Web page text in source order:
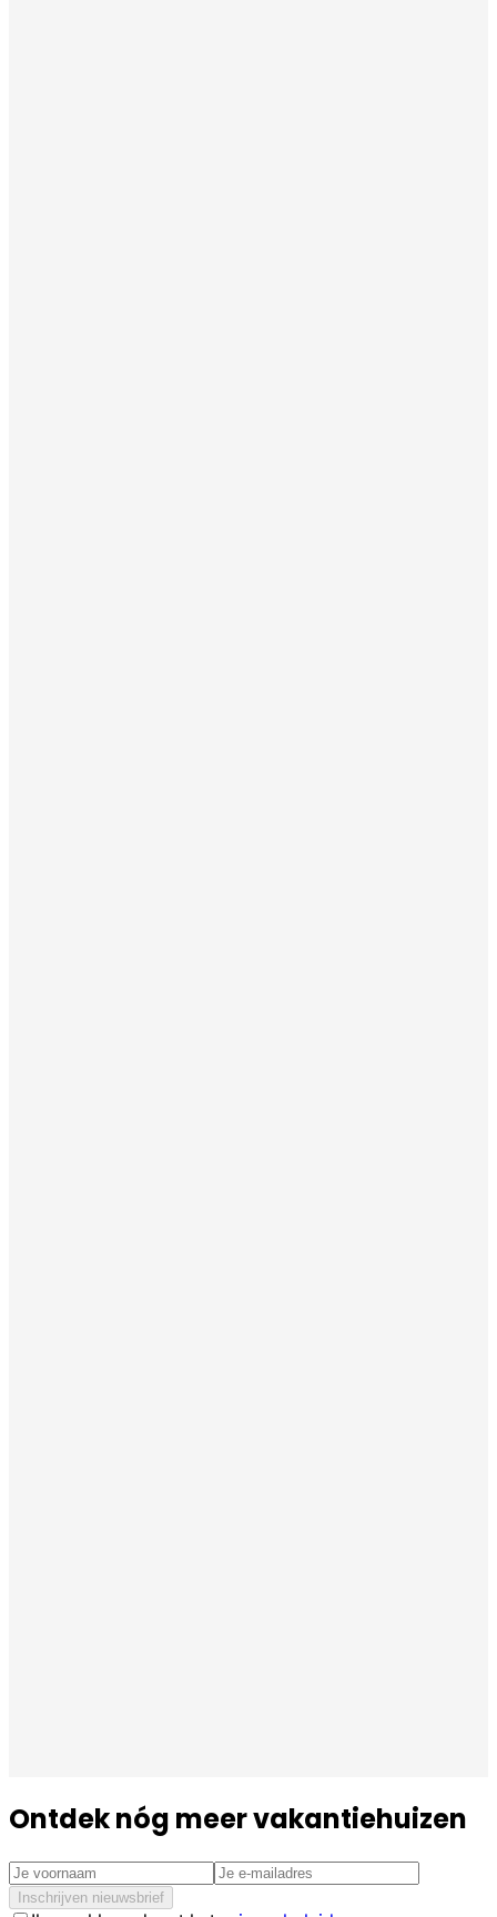
Ontdek nóg meer vakantiehuizen
Inschrijven nieuwsbrief